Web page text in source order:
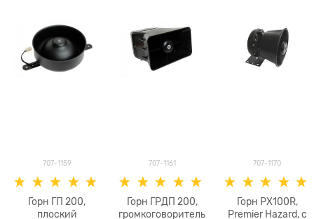
707-1159
Горн ГП 200,
плоский
707-1161
Горн ГРДП 200,
громкоговоритель
707-1170
Горн PX100R,
Premier Hazard, с